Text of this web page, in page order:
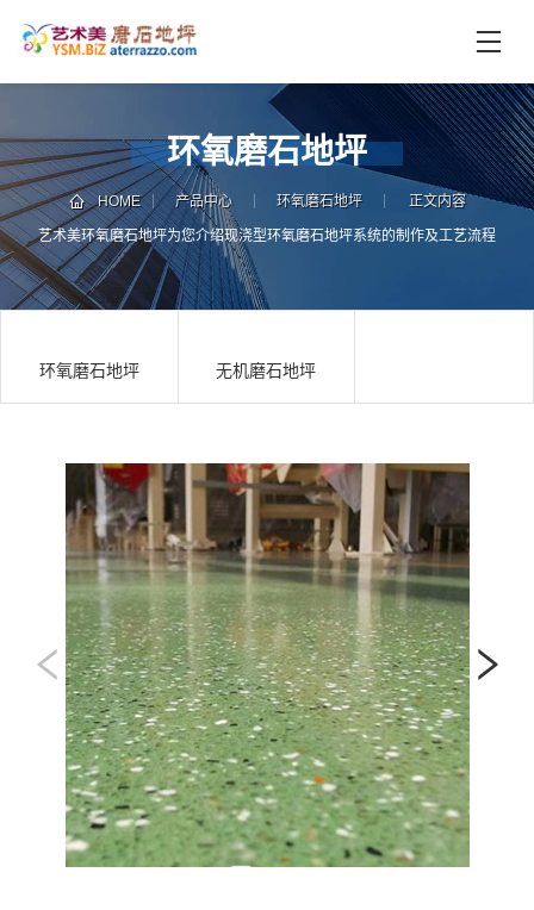
页
分
类
联
系
我
们
电
话
咨
询
环氧磨石地坪
HOME 产品中心 环氧磨石地坪 正文内容
艺术美环氧磨石地坪为您介绍现浇型环氧磨石地坪系统的制作及工艺流程
环氧磨石地坪 无机磨石地坪